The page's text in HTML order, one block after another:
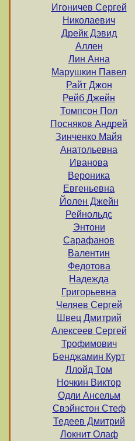
Игоничев Сергей
Николаевич
Дрейк Дэвид
Аллен
Лин Анна
Марушкин Павел
Райт Джон
Рейб Джейн
Томпсон Пол
Посняков Андрей
Зинченко Майя
Анатольевна
Иванова
Вероника
Евгеньевна
Йолен Джейн
Рейнольдс
Энтони
Сарафанов
Валентин
Федотова
Надежда
Григорьевна
Челяев Сергей
Швец Дмитрий
Алексеев Сергей
Трофимович
Бенджамин Курт
Ллойд Том
Ночкин Виктор
Одли Ансельм
Свэйнстон Стеф
Тедеев Дмитрий
Локнит Олаф